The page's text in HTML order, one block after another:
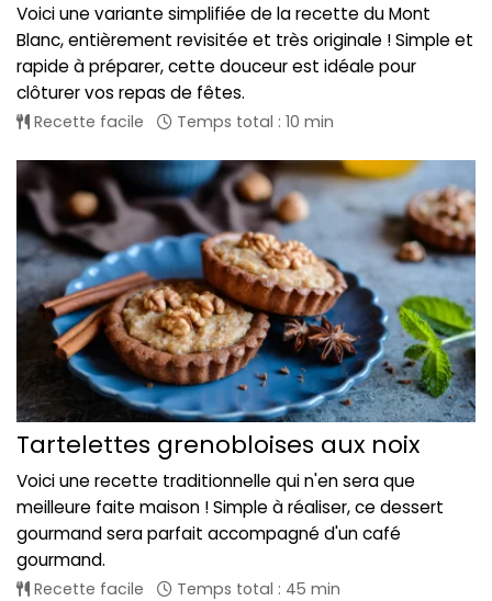
Voici une variante simplifiée de la recette du Mont
Blanc, entièrement revisitée et très originale ! Simple et
rapide à préparer, cette douceur est idéale pour
clôturer vos repas de fêtes.
Recette facile Temps total : 10 min
Tartelettes grenobloises aux noix
Voici une recette traditionnelle qui n'en sera que
meilleure faite maison ! Simple à réaliser, ce dessert
gourmand sera parfait accompagné d'un café
gourmand.
Recette facile Temps total : 45 min